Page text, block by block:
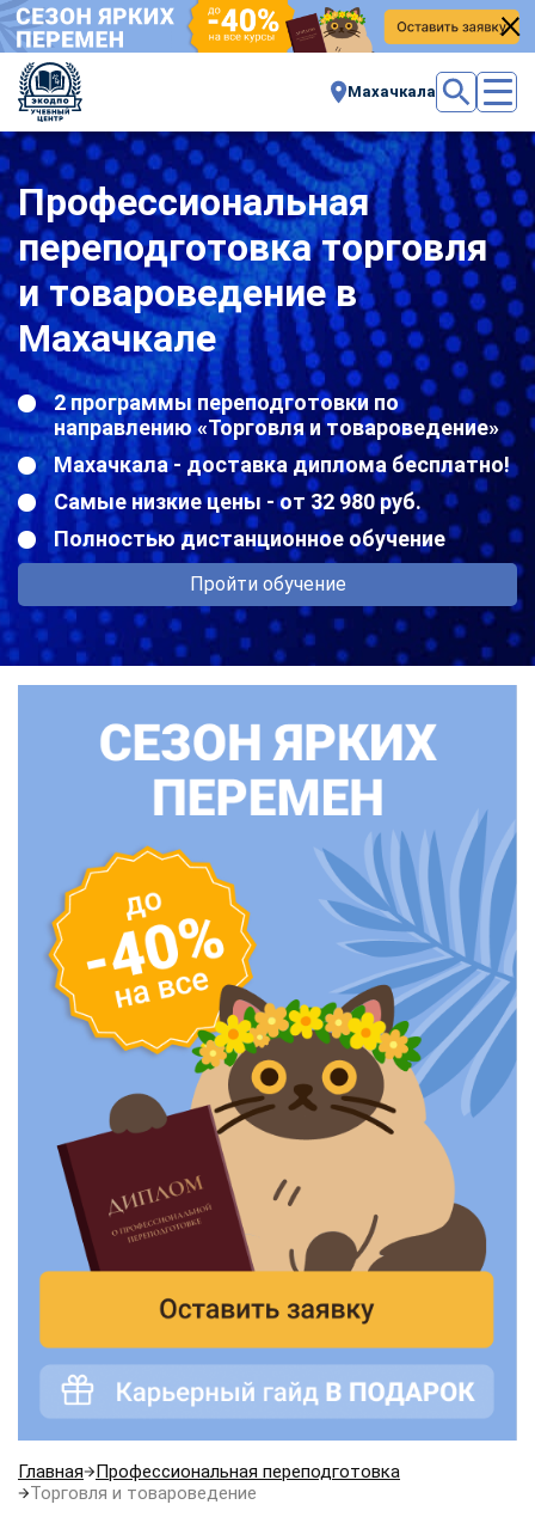
Махачкала
Профессиональная
переподготовка торговля
и товароведение в
Махачкале
2 программы переподготовки по
направлению «Торговля и товароведение»
Махачкала - доставка диплома бесплатно!
Самые низкие цены - от 32 980 руб.
Полностью дистанционное обучение
Пройти обучение
Главная
Профессиональная переподготовка
Торговля и товароведение